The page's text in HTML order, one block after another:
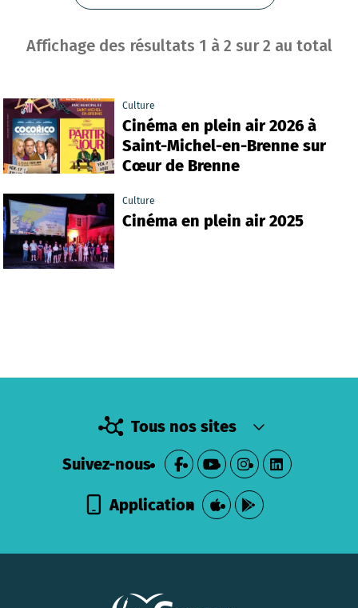
Affichage des résultats 1 à 2 sur2 au total
Culture
Cinéma en plein air 2026 à
Saint-Michel-en-Brenne sur
Cœur de Brenne
Culture
Cinéma en plein air 2025
Tous nos sites
Suivez-nous
Application